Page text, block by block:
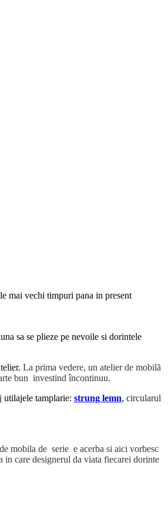
mai vechi timpuri pana in present
sa se plieze pe nevoile si dorintele
La prima vedere, un atelier de mobilă
bun investind încontinuu.
utilajele tamplarie: strung lemn, circularul
mobila de serie e acerba si aici vorbesc
in care designerul da viata fiecarei dorinte